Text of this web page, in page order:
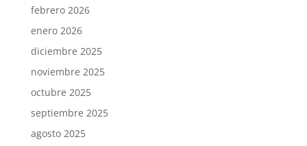
febrero 2026
enero 2026
diciembre 2025
noviembre 2025
octubre 2025
septiembre 2025
agosto 2025